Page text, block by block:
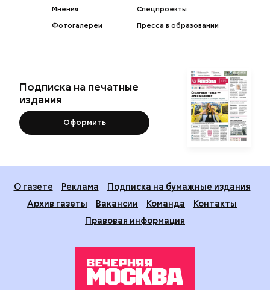
Мнения
Фотогалереи
Спецпроекты
Пресса в образовании
Подписка на печатные
издания
Оформить
О газете Реклама
Подписка на бумажные издания
Архив газеты
Вакансии Команда
Контакты
Правовая информация